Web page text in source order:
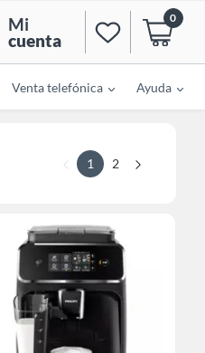
Mi
cuenta
0
Venta telefónica Ayuda
1 2